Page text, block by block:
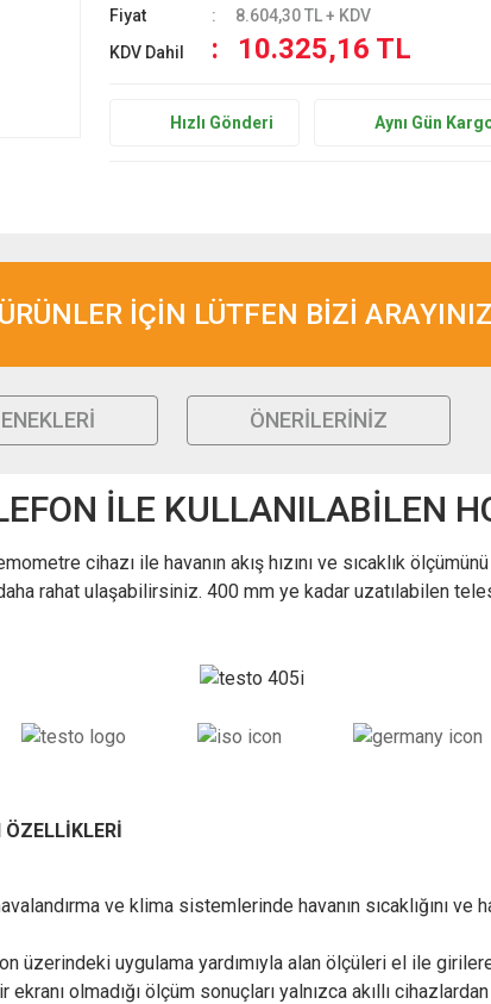
Fiyat
8.604,30 TL + KDV
KDV Dahil
10.325,16 TL
Hızlı Gönderi Aynı Gün
İÇİN LÜTFEN BİZİ ARAYINIZ
ÖNERILERINIZ
İLE KULLANILABİLEN
cihazı ile havanın akış hızını ve sıcaklık
rahat ulaşabilirsiniz. 400 mm ye kadar uzatılabilen
ve klima sistemlerinde havanın sıcaklığını ve
üzerindeki uygulama yardımıyla alan ölçüleri el ile
olmadığı ölçüm sonuçları yalnızca akıllı